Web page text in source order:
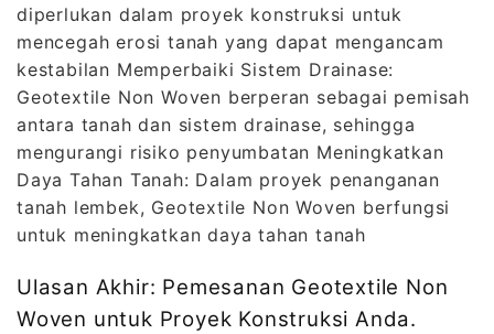
diperlukan dalam proyek konstruksi untuk
mencegah erosi tanah yang dapat mengancam
kestabilan Memperbaiki Sistem Drainase:
Geotextile Non Woven berperan sebagai pemisah
antara tanah dan sistem drainase, sehingga
mengurangi risiko penyumbatan Meningkatkan
Daya Tahan Tanah: Dalam proyek penanganan
tanah lembek, Geotextile Non Woven berfungsi
untuk meningkatkan daya tahan tanah
Ulasan Akhir: Pemesanan Geotextile Non
Woven untuk Proyek Konstruksi Anda.